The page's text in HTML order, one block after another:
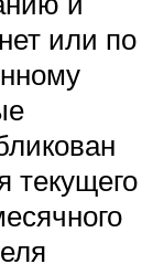
или по
текущего